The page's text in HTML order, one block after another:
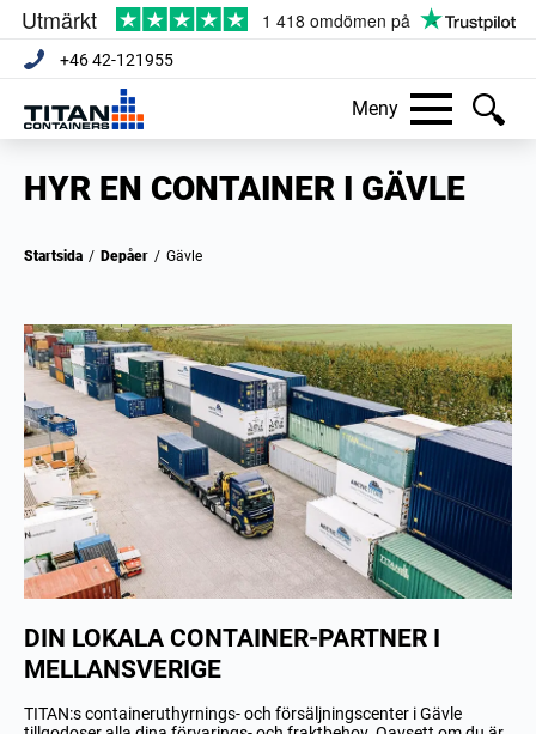
+46 42-121955
Meny
HYR EN CONTAINER I GÄVLE
Startsida / Depåer / Gävle
DIN LOKALA CONTAINER-PARTNER I
MELLANSVERIGE
TITAN:s containeruthyrnings- och försäljningscenter i Gävle